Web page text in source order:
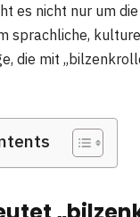
es nicht nur um
sprachliche,
die mit